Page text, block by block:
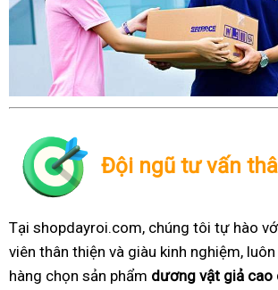
Đội ngũ tư vấn
Tại shopdayroi.com, chúng tôi tự hào
viên thân thiện và giàu kinh nghiệm,
hàng chọn sản phẩm dương vật giả cao